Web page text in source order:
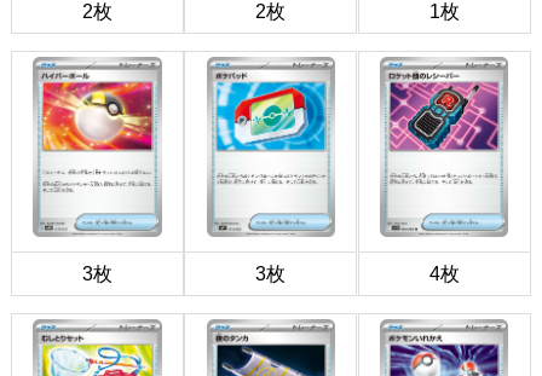
2枚 2枚 1枚
3枚 3枚 4枚